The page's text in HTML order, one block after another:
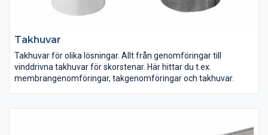
Takhuvar
Takhuvar för olika lösningar. Allt från genomföringar till
vinddrivna takhuvar för skorstenar. Här hittar du t.ex.
membrangenomföringar, takgenomföringar och takhuvar.